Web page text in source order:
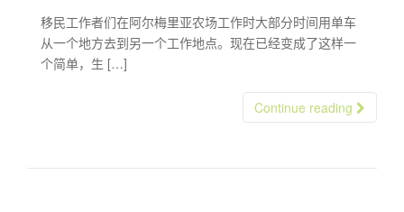
移民工作者们在阿尔梅里亚农场工作时大部分时间用单车
从一个地方去到另一个工作地点。现在已经变成了这样一
个简单，生 […]
Continue reading